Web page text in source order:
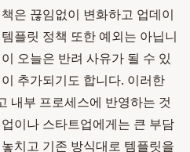
은 끊임없이 변화하고 업데이
플릿 정책 또한 예외는 아닙니
오늘은 반려 사유가 될 수 있
추가되기도 합니다. 이러한
내부 프로세스에 반영하는 것
이나 스타트업에게는 큰 부담
치고 기존 방식대로 템플릿을